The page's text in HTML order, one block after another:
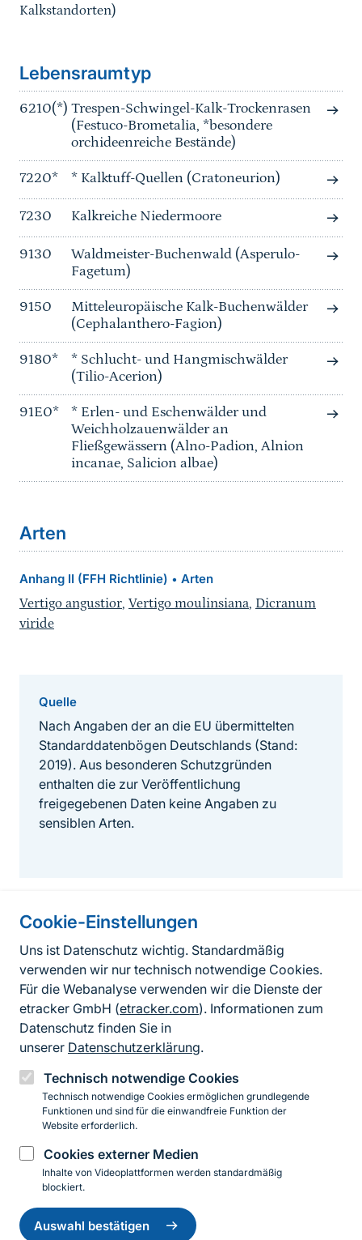
Cookie-Einstellungen
Uns ist Datenschutz wichtig. Standardmäßig
verwenden wir nur technisch notwendige Cookies.
Für die Webanalyse verwenden wir die Dienste der
etracker GmbH (etracker.com). Informationen zum
Datenschutz finden Sie in
unserer Datenschutzerklärung.
Technisch notwendige Cookies
Technisch notwendige Cookies ermöglichen grundlegende
Funktionen und sind für die einwandfreie Funktion der
Website erforderlich.
Cookies externer Medien
Inhalte von Videoplattformen werden standardmäßig
blockiert.
Auswahl bestätigen
Einwilligung
zurückziehen
Kalkstandorten)
Lebensraumtyp
6210(*) Trespen-Schwingel-Kalk-Trockenrasen
(Festuco-Brometalia, *besondere
orchideenreiche Bestände)
7220* * Kalktuff-Quellen (Cratoneurion)
7230 Kalkreiche Niedermoore
9130
Waldmeister-Buchenwald (Asperulo-
Fagetum)
9150
Mitteleuropäische Kalk-Buchenwälder
(Cephalanthero-Fagion)
9180*
* Schlucht- und Hangmischwälder
(Tilio-Acerion)
91E0*
* Erlen- und Eschenwälder und
Weichholzauenwälder an
Fließgewässern (Alno-Padion, Alnion
incanae, Salicion albae)
Arten
Anhang II (FFH Richtlinie) • Arten
Vertigo angustior, Vertigo moulinsiana, Dicranum
viride
Quelle
Nach Angaben der an die EU übermittelten
Standarddatenbögen Deutschlands (Stand:
2019). Aus besonderen Schutzgründen
enthalten die zur Veröffentlichung
freigegebenen Daten keine Angaben zu
sensiblen Arten.
Informationen zur Seite
FußzeileKontakt zum BfN
Kontaktformular
Erklärung zur Barrierefreiheit
Impressum
Datenschutz
InstagramFacebookYouTubeLinkedIn
© 2026 Bundesamt für Naturschutz